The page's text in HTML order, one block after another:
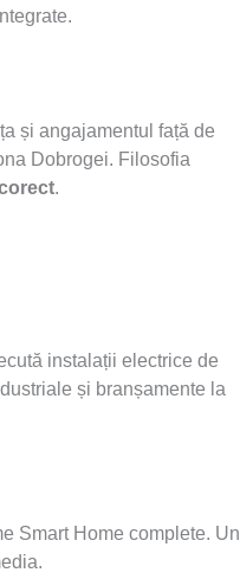
și angajamentul față de
Dobrogei. Filosofia
.
instalații electrice de
și branșamente la
Smart Home complete. Un